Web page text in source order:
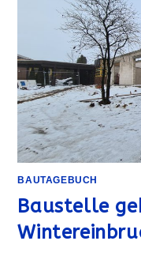
BAUTAGEBUCH
Baustelle